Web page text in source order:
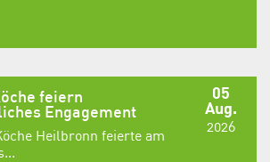
05
Aug.
2026
feiern
Engagement
Heilbronn feierte am